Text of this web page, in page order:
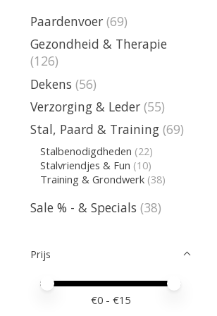
Paardenvoer (69)
Gezondheid & Therapie
(126)
Dekens (56)
Verzorging & Leder (55)
Stal, Paard & Training (69)
Stalbenodigdheden (22)
Stalvriendjes & Fun (10)
Training & Grondwerk (38)
Sale % - & Specials (38)
Prijs
Minimale prijswaarde
Price maximum value
€0 - €15